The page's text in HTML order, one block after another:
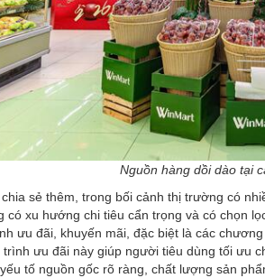
Nguồn hàng dồi dào tại
sẻ thêm, trong bối cảnh thị trường có
có xu hướng chi tiêu cẩn trọng và có chọn
ưu đãi, khuyến mãi, đặc biệt là các
ưu đãi này giúp người tiêu dùng tối ưu
tố nguồn gốc rõ ràng, chất lượng sản